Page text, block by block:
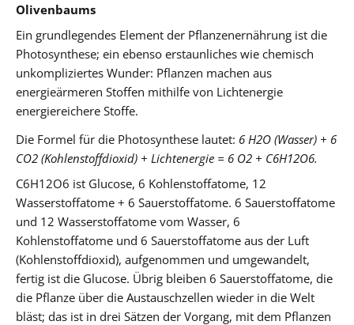
Olivenbaums
Ein grundlegendes Element der Pflanzenernährung ist die
Photosynthese; ein ebenso erstaunliches wie chemisch
unkompliziertes Wunder: Pflanzen machen aus
energieärmeren Stoffen mithilfe von Lichtenergie
energiereichere Stoffe.
Die Formel für die Photosynthese lautet: 6 H2O (Wasser) + 6
CO2 (Kohlenstoffdioxid) + Lichtenergie = 6 O2 + C6H12O6.
C6H12O6 ist Glucose, 6 Kohlenstoffatome, 12
Wasserstoffatome + 6 Sauerstoffatome. 6 Sauerstoffatome
und 12 Wasserstoffatome vom Wasser, 6
Kohlenstoffatome und 6 Sauerstoffatome aus der Luft
(Kohlenstoffdioxid), aufgenommen und umgewandelt,
fertig ist die Glucose. Übrig bleiben 6 Sauerstoffatome, die
die Pflanze über die Austauschzellen wieder in die Welt
bläst; das ist in drei Sätzen der Vorgang, mit dem Pflanzen